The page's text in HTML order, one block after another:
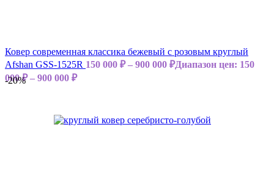
Ковер современная классика бежевый с розовым круглый
Afshan GSS-1525R 150 000 ₽ – 900 000 ₽Диапазон цен: 150
000 ₽ – 900 000 ₽
-20%